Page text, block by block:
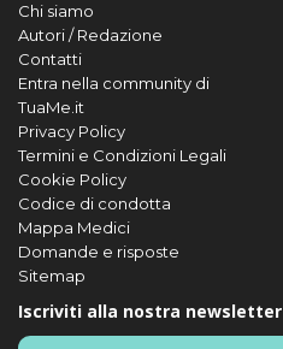
Chi siamo
Autori / Redazione
Contatti
Entra nella community di
TuaMe.it
Privacy Policy
Termini e Condizioni Legali
Cookie Policy
Codice di condotta
Mappa Medici
Domande e risposte
Sitemap
Iscriviti alla nostra newsletter